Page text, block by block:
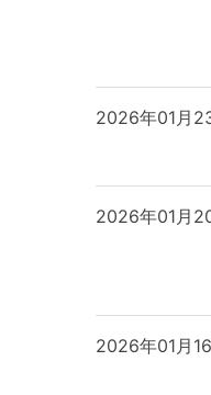
2026年01月
2026年01月
2026年01月
教育